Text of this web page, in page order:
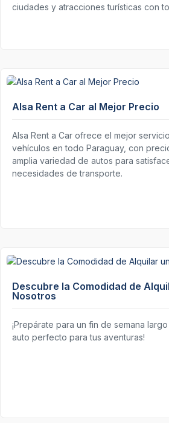
ciudades y atracciones turísticas con
Alsa Rent a Car al Mejor Precio
Alsa Rent a Car ofrece el mejor
vehículos en todo Paraguay, con
amplia variedad de autos para
necesidades de transporte.
Descubre la Comodidad de
Nosotros
¡Prepárate para un fin de semana
auto perfecto para tus aventuras!